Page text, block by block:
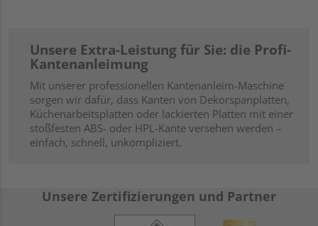
Unsere Extra-Leistung für Sie: die Profi-
Kantenanleimung
Mit unserer professionellen Kantenanleim-Maschine
sorgen wir dafür, dass Kanten von Dekorspanplatten,
Küchenarbeitsplatten oder lackierten Platten mit einer
stoßfesten ABS- oder HPL-Kante versehen werden –
einfach, schnell, unkompliziert.
Unsere Zertifizierungen und Partner